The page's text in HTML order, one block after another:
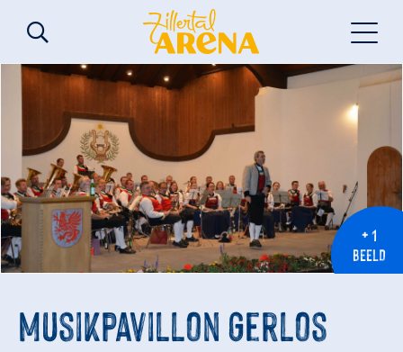
+ 1
BEELD
Musikpavillon Gerlos